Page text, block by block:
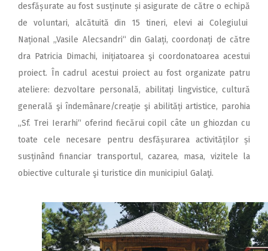
desfășurate au fost susținute și asigurate de către o echipă
de voluntari, alcătuită din 15 tineri, elevi ai Colegiului
Național „Vasile Alecsandri“ din Galați, coordonați de către
dra Patricia Dimachi, inițiatoarea şi coordonatoarea acestui
proiect. În cadrul acestui proiect au fost organizate patru
ateliere: dezvoltare personală, abilitați lingvistice, cultură
generală şi îndemânare/creație şi abilități artistice, parohia
„Sf. Trei Ierarhi“ oferind fiecărui copil câte un ghiozdan cu
toate cele necesare pentru desfășurarea activităților și
susținând financiar transportul, cazarea, masa, vizitele la
obiective culturale şi turistice din municipiul Galaţi.